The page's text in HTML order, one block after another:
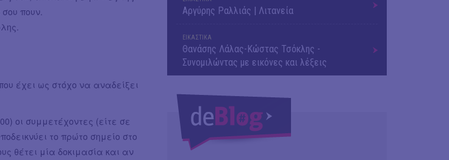
πουν.
έχει ως στόχο να αναδείξει
οι συμμετέχοντες (είτε σε
το πρώτο σημείο στο
θέτει μία δοκιμασία και αν
Αργύρης Ραλλιάς | Λιτανεία
ΕΙΚΑΣΤΙΚΑ
Θανάσης Λάλας-Κώστας Τσόκλης -
Συνομιλώντας με εικόνες και λέξεις